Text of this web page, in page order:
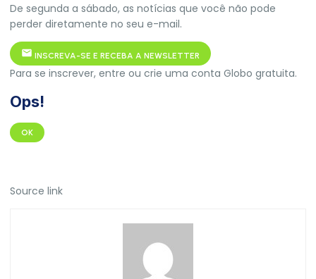
De segunda a sábado, as notícias que você não pode
perder diretamente no seu e-mail.
INSCREVA-SE E RECEBA A NEWSLETTER
Para se inscrever, entre ou crie uma conta Globo gratuita.
Ops!
OK
Source link